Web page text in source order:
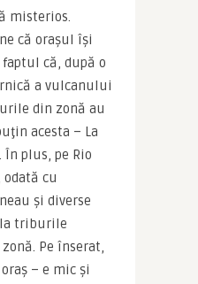
misterios.
că oraşul îşi
că, după o
a vulcanului
din zonă au
acesta – La
plus, pe Rio
odată cu
şi diverse
triburile
Pe înserat,
– e mic şi